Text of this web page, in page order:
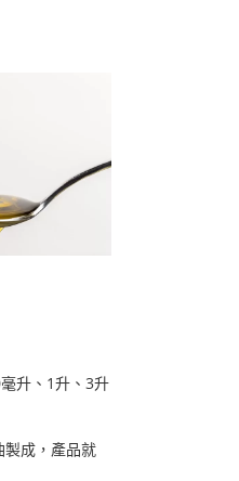
升、1升、3升
製成，產品就